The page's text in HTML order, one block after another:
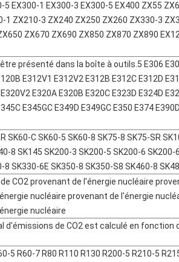
5 EX300-1 EX300-3 EX300-5 EX400 ZX55
1 ZX210-3 ZX240 ZX250 ZX260 ZX330-3
ZX670 ZX690 ZX850 ZX870 ZX890
présenté dans la boîte à outils.5 E306
E312V1 E312V2 E312B E312C E312D
E320A E320B E320C E323D E324D
E345GC E349D E349GC E350 E374
SK60-C SK60-5 SK60-8 SK75-8 SK75-SR
8 SK145 SK200-3 SK200-5 SK200-6 SK200-
8 SK330-6E SK350-8 SK350-S8 SK460-8
CO2 provenant de l'énergie nucléaire
nucléaire provenant de l'énergie
nucléaire
d'émissions de CO2 est calculé en fonction
5 R60-7 R80 R110 R130 R200-5 R210-5